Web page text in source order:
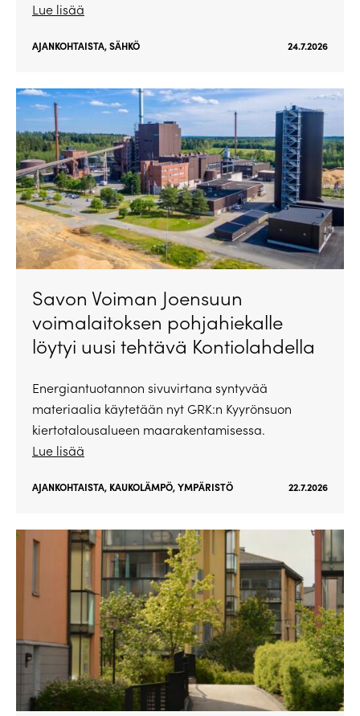
Lue lisää
AJANKOHTAISTA,SÄHKÖ 24.7.2026
Savon Voiman Joensuun
voimalaitoksen pohjahiekalle
löytyi uusi tehtävä Kontiolahdella
Energiantuotannon sivuvirtana syntyvää
materiaalia käytetään nyt GRK:n Kyyrönsuon
kiertotalousalueen maarakentamisessa.
Lue lisää
AJANKOHTAISTA, KAUKOLÄMPÖ,YMPÄRISTÖ 22.7.2026